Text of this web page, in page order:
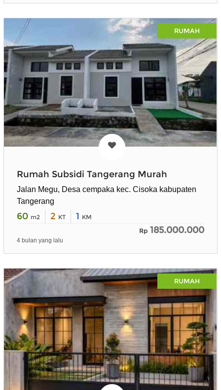
RUMAH
Rumah Subsidi Tangerang Murah
Jalan Megu, Desa cempaka kec. Cisoka kabupaten
Tangerang
60 m2 2 KT 1 KM
Rp 185.000.000
4 bulan yang lalu
RUMAH